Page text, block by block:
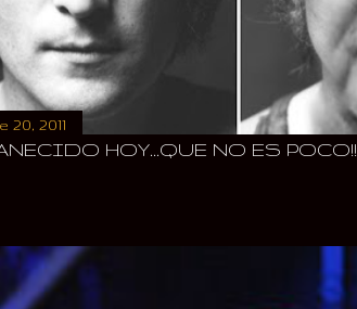
20, 2011
HOY...QUE NO ES POCO!!